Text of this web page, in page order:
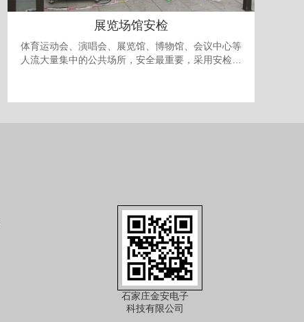
展览场馆安检
体育运动会、演唱会、展览馆、博物馆、会议中心等
人流大量集中的公共场所，安全最重要，采用安检门
时还需要考虑最多人流量的问题，以免人员过多发生
石家庄金安电子
科技有限公司